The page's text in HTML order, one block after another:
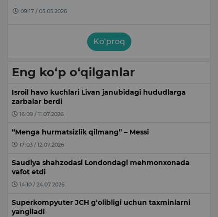
09:17 / 05.05.2026
Ko‘proq
Eng ko‘p o‘qilganlar
Isroil havo kuchlari Livan janubidagi hududlarga
zarbalar berdi
16:09 / 11.07.2026
“Menga hurmatsizlik qilmang” – Messi
17:03 / 12.07.2026
Saudiya shahzodasi Londondagi mehmonxonada
vafot etdi
14:10 / 24.07.2026
Superkompyuter JCH g‘olibligi uchun taxminlarni
yangiladi